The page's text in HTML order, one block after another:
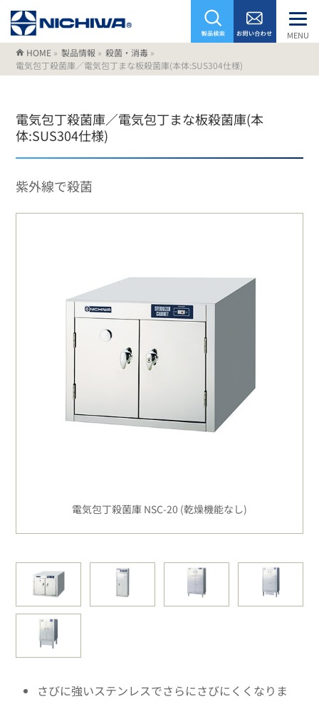
MENU
HOME » 製品情報 » 殺菌・消毒 »
電気包丁殺菌庫／電気包丁まな板殺菌庫(本体:SUS304仕様)
電気包丁殺菌庫／電気包丁まな板殺菌庫(本
体:SUS304仕様)
紫外線で殺菌
電気包丁殺菌庫 NSC-20 (乾燥機能なし)
さびに強いステンレスでさらにさびにくくなりま